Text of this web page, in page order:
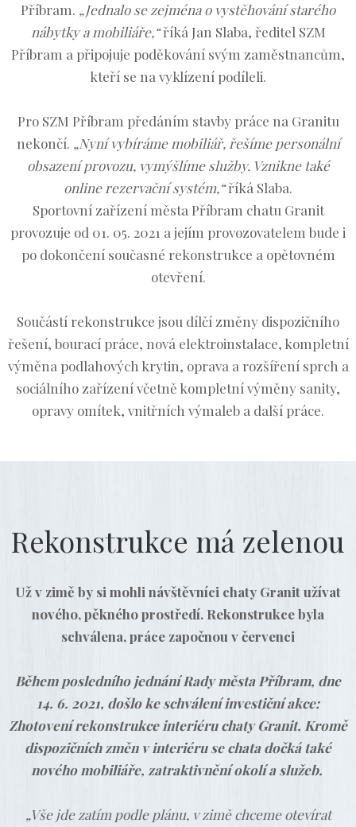
Příbram. „Jednalo se zejména o vystěhování starého
nábytky a mobiliáře,“ říká Jan Slaba, ředitel SZM
Příbram a připojuje poděkování svým zaměstnancům,
kteří se na vyklízení podíleli.
Pro SZM Příbram předáním stavby práce na Granitu
nekončí. „Nyní vybíráme mobiliář, řešíme personální
obsazení provozu, vymýšlíme služby. Vznikne také
online rezervační systém,“říká Slaba.
Sportovní zařízení města Příbram chatu Granit
provozuje od 01. 05. 2021 a jejím provozovatelem bude i
po dokončení současné rekonstrukce a opětovném
otevření.
Součástí rekonstrukce jsou dílčí změny dispozičního
řešení, bourací práce, nová elektroinstalace, kompletní
výměna podlahových krytin, oprava a rozšíření sprch a
sociálního zařízení včetně kompletní výměny sanity,
opravy omítek, vnitřních výmaleb a další práce.
Rekonstrukce má zelenou
Už v zimě by si mohli návštěvníci chaty Granit užívat
nového, pěkného prostředí. Rekonstrukce byla
schválena, práce započnou v červenci
Během posledního jednání Rady města Příbram, dne
14. 6. 2021, došlo ke schválení investiční akce:
Zhotovení rekonstrukce interiéru chaty Granit. Kromě
dispozičních změn v interiéru se chata dočká také
nového mobiliáře, zatraktivnění okolí a služeb.
„Vše jde zatím podle plánu, v zimě chceme otevírat